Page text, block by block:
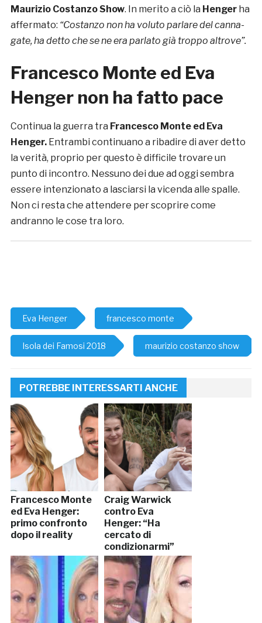
Maurizio Costanzo Show. In merito a ciò la Henger ha
affermato: “Costanzo non ha voluto parlare del canna-
gate, ha detto che se ne era parlato già troppo altrove”.
Francesco Monte ed Eva
Henger non ha fatto pace
Continua la guerra tra Francesco Monte ed Eva
Henger. Entrambi continuano a ribadire di aver detto
la verità, proprio per questo è difficile trovare un
punto di incontro. Nessuno dei due ad oggi sembra
essere intenzionato a lasciarsi la vicenda alle spalle.
Non ci resta che attendere per scoprire come
andranno le cose tra loro.
Eva Henger francesco monte
Isola dei Famosi 2018 maurizio costanzo show
POTREBBE INTERESSARTI ANCHE
Francesco Monte
ed Eva Henger:
primo confronto
dopo il reality
Craig Warwick
contro Eva
Henger: “Ha
cercato di
condizionarmi”